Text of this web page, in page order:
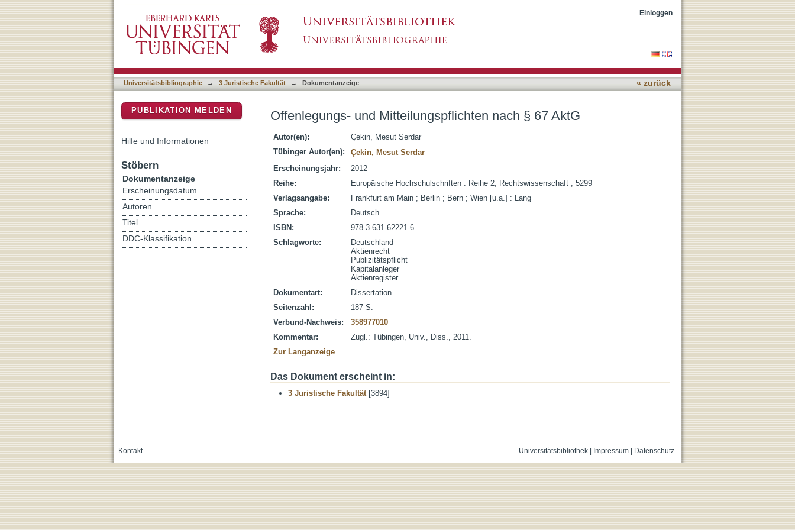
Einloggen
Universitätsbibliographie → 3 Juristische Fakultät → Dokumentanzeige « zurück
Offenlegungs- und Mitteilungspflichten nach § 67 AktG
Autor(en):
Çekin, Mesut Serdar
Tübinger Autor(en):
Çekin, Mesut Serdar
Erscheinungsjahr:
2012
Reihe:
Europäische Hochschulschriften : Reihe 2, Rechtswissenschaft ; 5299
Verlagsangabe:
Frankfurt am Main ; Berlin ; Bern ; Wien [u.a.] : Lang
Sprache:
Deutsch
ISBN:
978-3-631-62221-6
Schlagworte:
Deutschland
Aktienrecht
Publizitätspflicht
Kapitalanleger
Aktienregister
Dokumentart:
Dissertation
Seitenzahl:
187 S.
Verbund-Nachweis:
358977010
Kommentar:
Zugl.: Tübingen, Univ., Diss., 2011.
Zur Langanzeige
Das Dokument erscheint in:
3 Juristische Fakultät[3894]
PUBLIKATION MELDEN
Hilfe und Informationen
Stöbern
Dokumentanzeige
Erscheinungsdatum
Autoren
Titel
DDC-Klassifikation
Universitätsbibliothek| Impressum| Datenschutz
Kontakt